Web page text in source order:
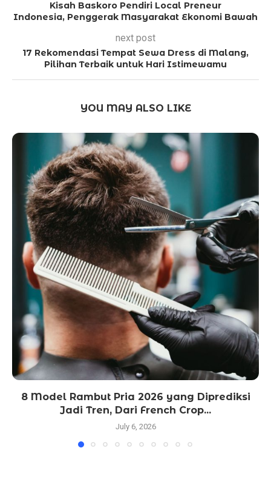
Kisah Baskoro Pendiri Local Preneur
Indonesia, Penggerak Masyarakat Ekonomi Bawah
next post
17 Rekomendasi Tempat Sewa Dress di Malang,
Pilihan Terbaik untuk Hari Istimewamu
YOU MAY ALSO LIKE
8 Model Rambut Pria 2026 yang Diprediksi
Jadi Tren, Dari French Crop...
July 6, 2026